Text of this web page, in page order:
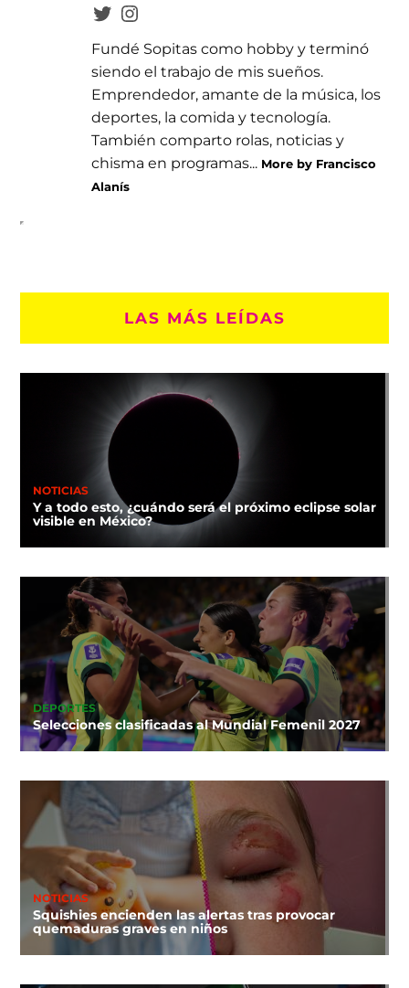
Fundé Sopitas como hobby y terminó
siendo el trabajo de mis sueños.
Emprendedor, amante de la música, los
deportes, la comida y tecnología.
También comparto rolas, noticias y
chisma en programas... More by Francisco
Alanís
LAS MÁS LEÍDAS
NOTICIAS
Y a todo esto, ¿cuándo será el próximo eclipse solar
visible en México?
DEPORTES
Selecciones clasificadas al Mundial Femenil 2027
NOTICIAS
Squishies encienden las alertas tras provocar
quemaduras graves en niños